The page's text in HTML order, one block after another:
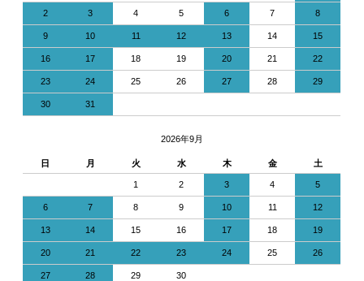
2 3 4 5 6 7 8
9 10 11 12 13 14 15
16 17 18 19 20 21 22
23 24 25 26 27 28 29
30 31
2026年9月
日 月 火 水 木 金 土
1 2 3 4 5
6 7 8 9 10 11 12
13 14 15 16 17 18 19
20 21 22 23 24 25 26
27 28 29 30